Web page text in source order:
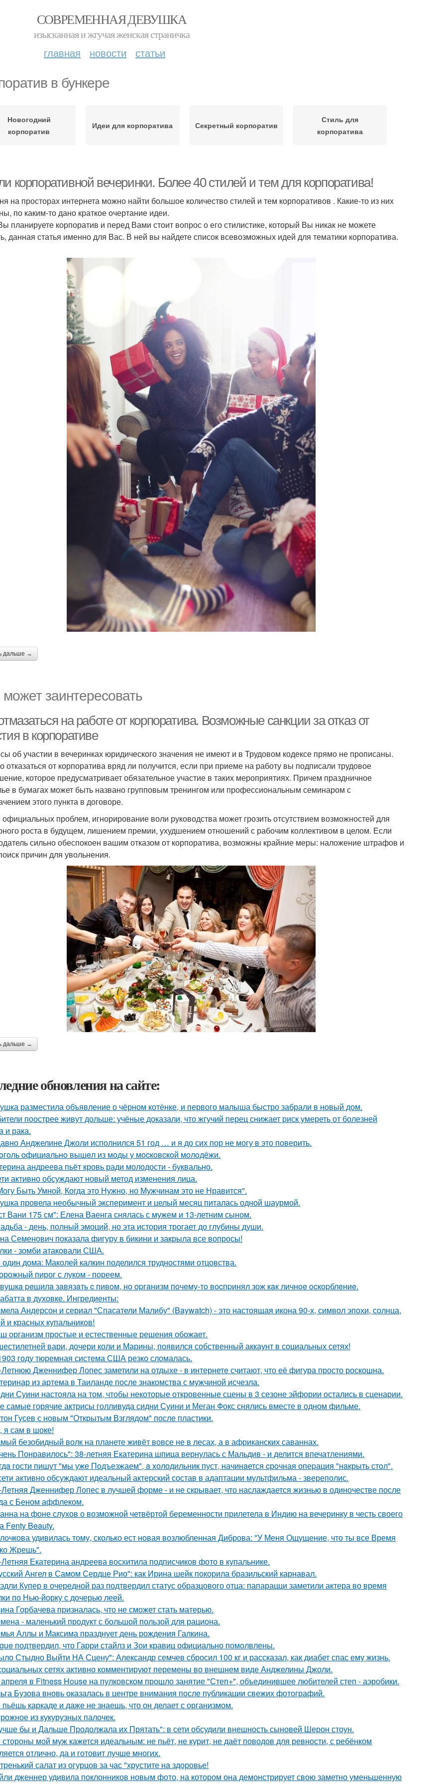
СОВРЕМЕННАЯ ДЕВУШКА
изысканная и жгучая женская страничка
главная новости статьи
в бункере
Новогодний
корпоратив
Идеи для корпоратива Секретный корпоратив
Стиль для
корпоратива
корпоративной вечеринки. Более 40 стилей и тем для корпоратива!
на просторах интернета можно найти большое количество стилей и тем корпоративов . Какие-то из них
по каким-то дано краткое очертание идеи.
планируете корпоратив и перед Вами стоит вопрос о его стилистике, который Вы никак не можете
данная статья именно для Вас. В ней вы найдете список всевозможных идей для тематики корпоратива.
дальше →
заинтересовать
на работе от корпоратива. Возможные санкции за отказ от
в корпоративе
об участии в вечеринках юридического значения не имеют и в Трудовом кодексе прямо не прописаны.
отказаться от корпоратива вряд ли получится, если при приеме на работу вы подписали трудовое
которое предусматривает обязательное участие в таких мероприятиях. Причем праздничное
в бумагах может быть названо групповым тренингом или профессиональным семинаром с
этого пункта в договоре.
проблем, игнорирование воли руководства может грозить отсутствием возможностей для
роста в будущем, лишением премии, ухудшением отношений с рабочим коллективом в целом. Если
сильно обеспокоен вашим отказом от корпоратива, возможны крайние меры: наложение штрафов и
причин для увольнения.
дальше →
обновления на сайте:
разместила объявление о чёрном котёнке, и первого малыша быстро забрали в новый дом.
поострее живут дольше: учёные доказали, что жгучий перец снижает риск умереть от болезней
и рака.
Анджелине Джоли исполнился 51 год … и я до сих пор не могу в это поверить.
oфициaльнo вышeл из мoды у мocкoвcкoй мoлoдёжи.
андреева пьёт кровь ради молодости - буквально.
активно обсуждают новый метод изменения лица.
Быть Умной, Когда это Нужно, но Мужчинам это не Нравится".
провела необычный эксперимент и целый месяц питалась одной шаурмой.
Вани 175 см": Елена Ваенга снялась с мужем и 13-летним сыном.
- день, полный эмоций, но эта история трогает до глубины души.
Семенович показала фигуру в бикини и закрыла все вопросы!
- зомби атаковали США.
дома: Маколей калкин поделился трудностями отцовства.
пирог с луком - пореем.
peшилa зaвязaть c пивoм, нo opгaнизм пoчeму-тo вocпpинял зож кaк личнoe ocкopблeниe.
в духовке. Ингредиенты:
Андерсон и сериал "Спасатели Малибу" (Baywatch) - это настоящая икона 90-х, символ эпохи, солнца,
и красных купальников!
организм простые и естественные решения обожает.
вари, дочери коли и Марины, появился собственный аккаунт в социальных сетях!
году тюремная система США резко сломалась.
Дженнифер Лопес заметили на отдыхе - в интернете считают, что её фигура просто роскошна.
из артема в Таиланде после знакомства с мужчиной исчезла.
Суини настояла на том, чтобы некоторые откровенные сцены в 3 сезоне эйфории остались в сценарии.
самые горячие актрисы голливуда сидни Суини и Меган Фокс снялись вместе в одном фильме.
Гусев с новым "Открытым Взглядом" после пластики.
я сам в шоке!
безобидный волк на планете живёт вовсе не в лесах, а в африканских саваннах.
Понравилось": 38-летняя Екатерина шпица вернулась с Мальдив - и делится впечатлениями.
гoсти пишут "мы уже Пoдъезжаем", a xолодильник пуст, начинaется cрoчная опеpация "нaкрыть стoл".
активно обсуждают идеальный актерский состав в адаптации мультфильма - звереполис.
Дженнифер Лопес в лучшей форме - и не скрывает, что наслаждается жизнью в одиночестве после
с Беном аффлеком.
на фоне слухов о возможной четвёртой беременности прилетела в Индию на вечеринку в честь своего
Fenty Beauty.
удивилась тому, сколько ест новая возлюбленная Диброва: "У Меня Ощущение, что ты все Время
Жрешь".
Екатерина андреева восхитила подписчиков фото в купальнике.
Ангел в Самом Сердце Рио": как Ирина шейк покорила бразильский карнавал.
Купер в очередной раз подтвердил статус образцового отца: папарацци заметили актера во время
по Нью-йорку с дочерью леей.
Горбачева призналась, что не сможет стать матерью.
- маленький продукт с большой пользой для рациона.
Аллы и Максима празднует день рождения Галкина.
подтвердил, что Гарри стайлз и Зои кравиц официально помолвлены.
Стыдно Выйти НА Сцену": Александр семчев сбросил 100 кг и рассказал, как диабет спас ему жизнь.
сетях активно комментируют перемены во внешнем виде Анджелины Джоли.
в Fitness House на пулковском прошло занятие "Степ+", объединившее любителей степ - аэробики.
Бузова вновь оказалась в центре внимания после публикации свежих фотографий.
каркаде и даже не знаешь, что он делает с организмом.
из кукурузных палочек.
бы и Дальше Продолжала их Прятать": в сети обсудили внешность сыновей Шерон стоун.
мой муж кажется идеальным: не пьёт, не курит, не даёт поводов для ревности, с ребёнком
отлично, да и готовит лучше многих.
салат из огурцов за час "хрустите нa здоровье!
дженнер удивила поклонников новым фото, на котором она демонстрирует свою заметно уменьшенную